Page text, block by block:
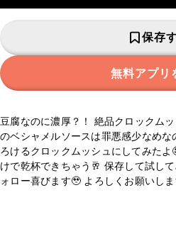
保存
無料アプリ
豆腐なのに濃厚？！ 絶品クロックム
のベシャメルソースは罪悪感少なめ
ろけるクロックムッシュにしてみた
けで乾杯できちゃう🥂 保存して試し
ォロー喜びます🥹 よろしくお願いしま